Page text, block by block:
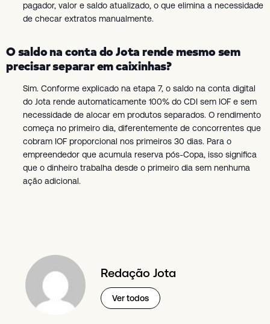
pagador, valor e saldo atualizado, o que elimina a necessidade
de checar extratos manualmente.
O saldo na conta do Jota rende mesmo sem
precisar separar em caixinhas?
Sim. Conforme explicado na etapa 7, o saldo na conta digital
do Jota rende automaticamente 100% do CDI sem IOF e sem
necessidade de alocar em produtos separados. O rendimento
começa no primeiro dia, diferentemente de concorrentes que
cobram IOF proporcional nos primeiros 30 dias. Para o
empreendedor que acumula reserva pós-Copa, isso significa
que o dinheiro trabalha desde o primeiro dia sem nenhuma
ação adicional.
Redação Jota
Ver todos